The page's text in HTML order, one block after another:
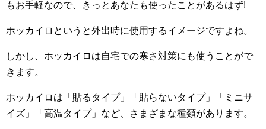
もお手軽なので、きっとあなたも使ったことがあるはず!
ホッカイロというと外出時に使用するイメージですよね。
しかし、ホッカイロは自宅での寒さ対策にも使うことがで
きます。
ホッカイロは「貼るタイプ」「貼らないタイプ」「ミニサ
イズ」「高温タイプ」など、さまざまな種類があります。